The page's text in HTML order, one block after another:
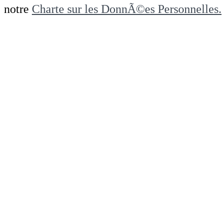
notre Charte sur les DonnÃ©es Personnelles.